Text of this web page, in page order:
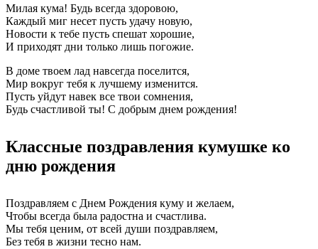
Милая кума! Будь всегда здоровою,
Каждый миг несет пусть удачу новую,
Новости к тебе пусть спешат хорошие,
И приходят дни только лишь погожие.
В доме твоем лад навсегда поселится,
Мир вокруг тебя к лучшему изменится.
Пусть уйдут навек все твои сомнения,
Будь счастливой ты! С добрым днем рождения!
Классные поздравления кумушке ко
дню рождения
Поздравляем с Днем Рождения куму и желаем,
Чтобы всегда была радостна и счастлива.
Мы тебя ценим, от всей души поздравляем,
Без тебя в жизни тесно нам.